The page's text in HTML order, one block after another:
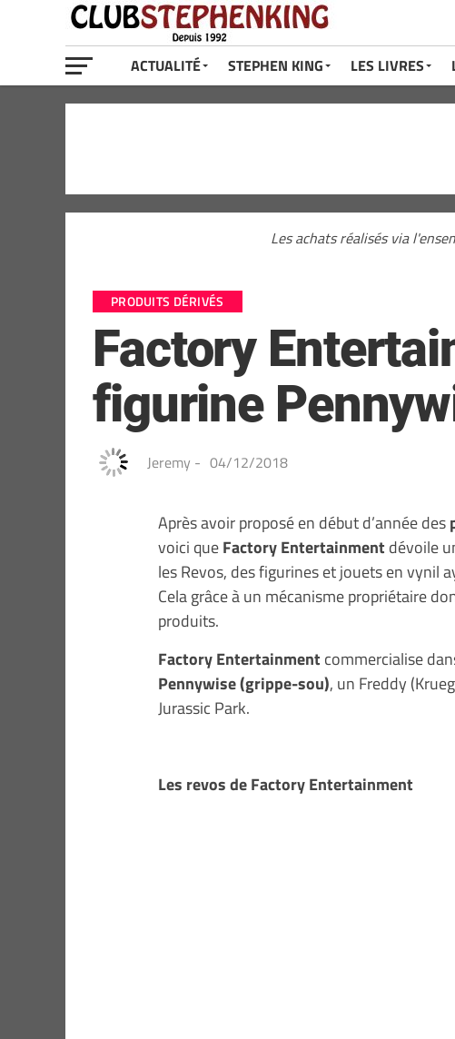
ACTUALITÉ STEPHEN KING LES LIVRES
Les achats réalisés via
PRODUITS DÉRIVÉS
Factory
figurine
Jeremy - 04/12/2018
Après avoir proposé en début d’année des
voici queFactory Entertainment dévoile
les Revos, des figurines et jouets en vynil
Cela grâce à un mécanisme propriétaire
produits.
Factory Entertainment commercialise
Pennywise (grippe-sou), un Freddy
Jurassic Park.
Les revos de Factory Entertainment